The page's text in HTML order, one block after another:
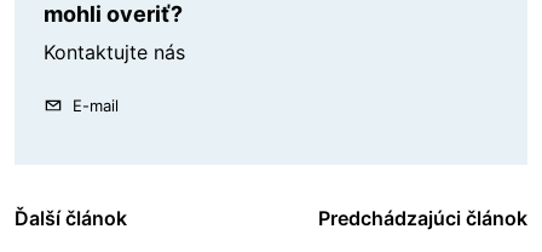
mohli overiť?
Kontaktujte nás
E-mail
Ďalší článok Predchádzajúci článok